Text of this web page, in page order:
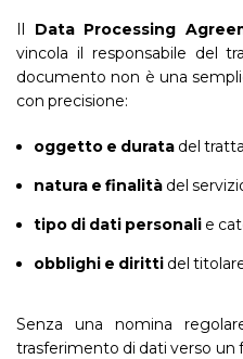
Data Processing
vincola il responsabile del
documento non è una
con precisione:
oggetto e durata del
natura e finalità del
tipo di dati personali e
obblighi e diritti del
Senza una nomina
trasferimento di dati verso un